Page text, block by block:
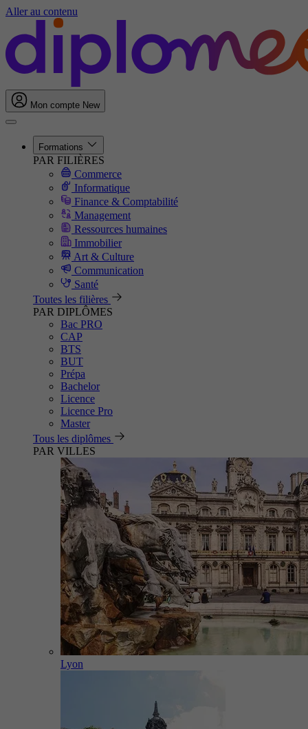
Aller au contenu
Mon compte New
Formations
PAR FILIÈRES
Commerce
Informatique
Finance & Comptabilité
Management
Ressources humaines
Immobilier
Art & Culture
Communication
Santé
Toutes les filières
PAR DIPLÔMES
Bac PRO
CAP
BTS
BUT
Prépa
Bachelor
Licence
Licence Pro
Master
Tous les diplômes
PAR VILLES
Lyon